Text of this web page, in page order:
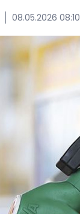
08.05.2026 08:10